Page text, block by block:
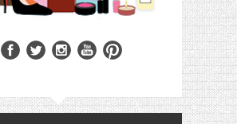
POIDS SANTÉ #67 : L’AVIS
: LES MY LITTLE &
SÉLECTION DU MOIS